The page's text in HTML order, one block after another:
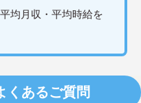
均月収・平均時給を
くあるご質問